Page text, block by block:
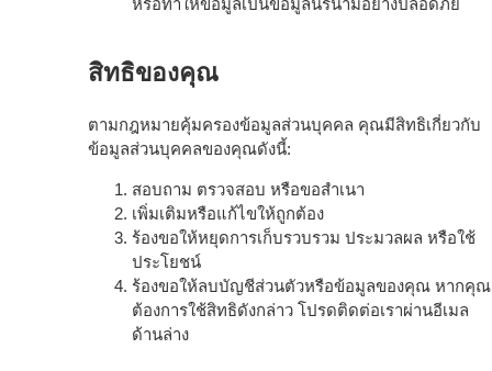
หรือทำให้ข้อมูลเป็นข้อมูลนิรนามอย่างปลอดภัย
สิทธิของคุณ
ตามกฎหมายคุ้มครองข้อมูลส่วนบุคคล คุณมีสิทธิเกี่ยวกับ
ข้อมูลส่วนบุคคลของคุณดังนี้:
สอบถาม ตรวจสอบ หรือขอสำเนา
เพิ่มเติมหรือแก้ไขให้ถูกต้อง
ร้องขอให้หยุดการเก็บรวบรวม ประมวลผล หรือใช้
ประโยชน์
ร้องขอให้ลบบัญชีส่วนตัวหรือข้อมูลของคุณ หากคุณ
ต้องการใช้สิทธิดังกล่าว โปรดติดต่อเราผ่านอีเมล
ด้านล่าง